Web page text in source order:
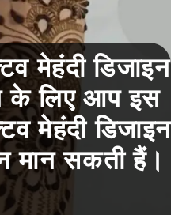
मेहंदी डिजाइन
के लिए आप इस
मेहंदी
मान सकती हैं।